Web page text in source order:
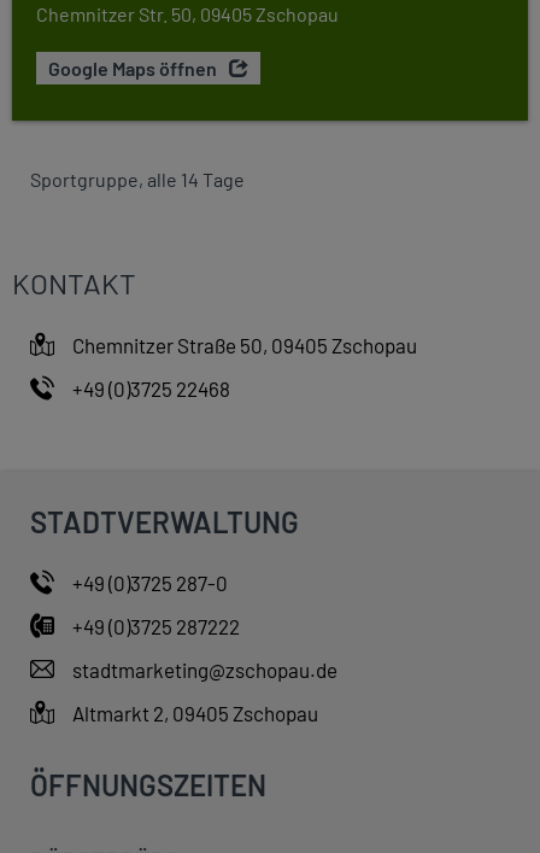
Chemnitzer Str. 50, 09405 Zschopau
Google Maps öffnen
Sportgruppe, alle 14 Tage
KONTAKT
Chemnitzer Straße 50, 09405 Zschopau
+49 (0)3725 22468
STADTVERWALTUNG
+49 (0)3725 287-0
+49 (0)3725 287222
stadtmarketing@zschopau.de
Altmarkt 2, 09405 Zschopau
ÖFFNUNGSZEITEN